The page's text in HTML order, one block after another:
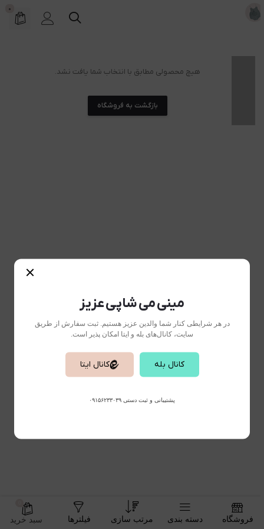
0
فروشگاه دسته بندی مرتب سازی فیلترها سبد خرید
هیچ محصولی مطابق با انتخاب شما یافت نشد.
بازگشت به فروشگاه
مینی می شاپی عزیز
در هر شرایطی کنار شما والدین عزیز هستیم. ثبت سفارش از طریق
سایت، کانال‌های بله و ایتا امکان پذیر است.
کانال بله کانال ایتا
پشتیبانی و ثبت دستی ۰۹۱۵۶۲۳۳۰۳۹